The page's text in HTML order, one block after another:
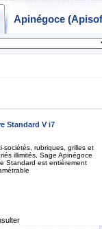
Apinégoce
Standard V i7
sociétés, rubriques, grilles et
illimités, Sage Apinégoce
Standard est entièrement